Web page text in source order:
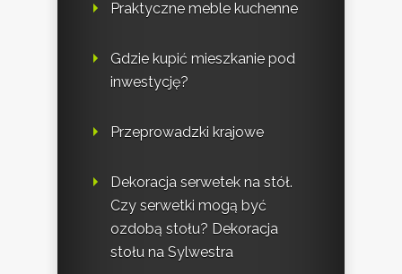
Praktyczne meble kuchenne
Gdzie kupić mieszkanie pod
inwestycję?
Przeprowadzki krajowe
Dekoracja serwetek na stół.
Czy serwetki mogą być
ozdobą stołu? Dekoracja
stołu na Sylwestra